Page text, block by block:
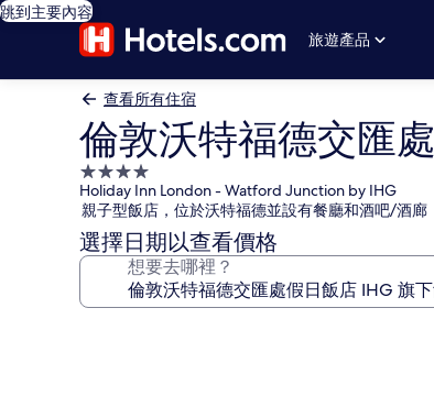
跳到主要內容
旅遊產品
查看所有住宿
倫敦沃特福德交匯
4.0
星
級
住
宿
Holiday Inn London - Watford Junction by IHG
親子型飯店，位於沃特福德並設有餐廳和酒吧/酒廊
選擇日期以查看價格
想要去哪裡？